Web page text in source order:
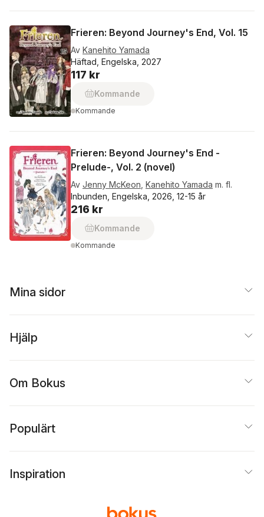
Frieren: Beyond Journey's End, Vol. 15
Av Kanehito Yamada
Häftad, Engelska, 2027
117 kr
Kommande
Kommande
Frieren: Beyond Journey's End -
Prelude-, Vol. 2 (novel)
Av Jenny McKeon Kanehito Yamada m. fl.
Inbunden, Engelska, 2026, 12-15 år
216 kr
Kommande
Kommande
Mina sidor
Hjälp
Om Bokus
Populärt
Inspiration